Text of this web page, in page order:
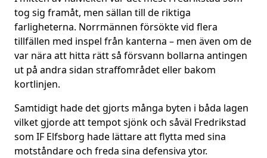
tog sig framåt, men sällan till de riktiga
farligheterna. Norrmännen försökte vid flera
tillfällen med inspel från kanterna – men även om de
var nära att hitta rätt så försvann bollarna antingen
ut på andra sidan straffområdet eller bakom
kortlinjen.
Samtidigt hade det gjorts många byten i båda lagen
vilket gjorde att tempot sjönk och såväl Fredrikstad
som IF Elfsborg hade lättare att flytta med sina
motståndare och freda sina defensiva ytor.